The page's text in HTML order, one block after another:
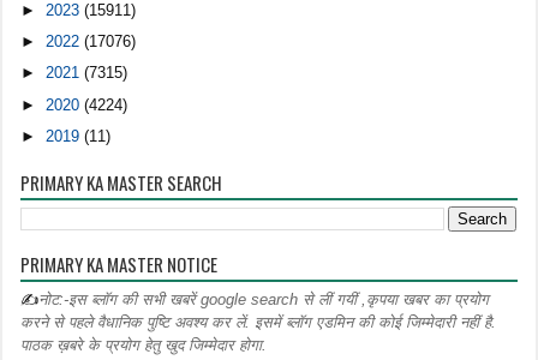
►2023(15911)
►2022(17076)
►2021(7315)
► 2020(4224)
► 2019(11)
PRIMARY KA MASTER SEARCH
PRIMARY KA MASTER NOTICE
✍नोट:-इस ब्लॉग की सभी खबरें google search से लीं गयीं ,कृपया खबर का प्रयोग
करने से पहले वैधानिक पुष्टि अवश्य कर लें. इसमें ब्लॉग एडमिन की कोई जिम्मेदारी नहीं है.
पाठक ख़बरे के प्रयोग हेतु खुद जिम्मेदार होगा.